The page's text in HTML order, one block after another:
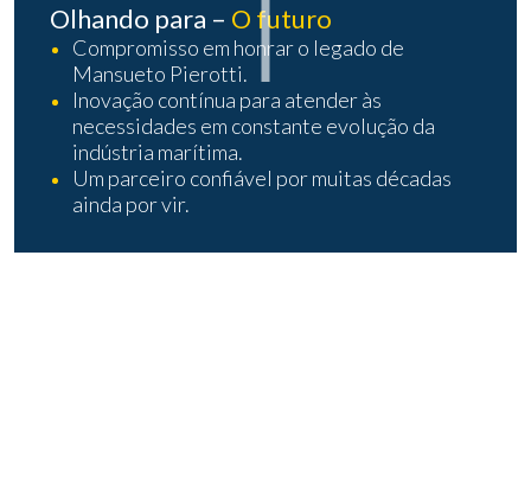
Olhando para – O futuro
Compromisso em honrar o legado de
Mansueto Pierotti.
Inovação contínua para atender às
necessidades em constante evolução da
indústria marítima.
Um parceiro confiável por muitas décadas
ainda por vir.